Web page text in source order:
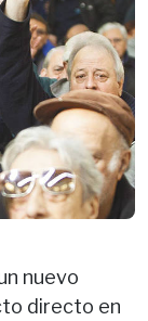
nuevo
directo en